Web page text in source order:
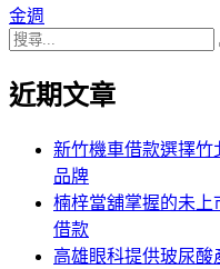
導
覽
章:
金週
搜
關
近期文章
新竹機車借款選擇竹
品牌
楠梓當舖掌握的未上
借款
高雄眼科提供玻尿